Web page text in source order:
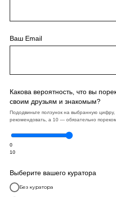
Ваш Email
Какова вероятность, что вы
своим друзьям и знакомым?
Пододвиньте ползунок на выбранную
рекомендовать, а 10 — обязательно
0
10
Выберите вашего куратора
Без куратора